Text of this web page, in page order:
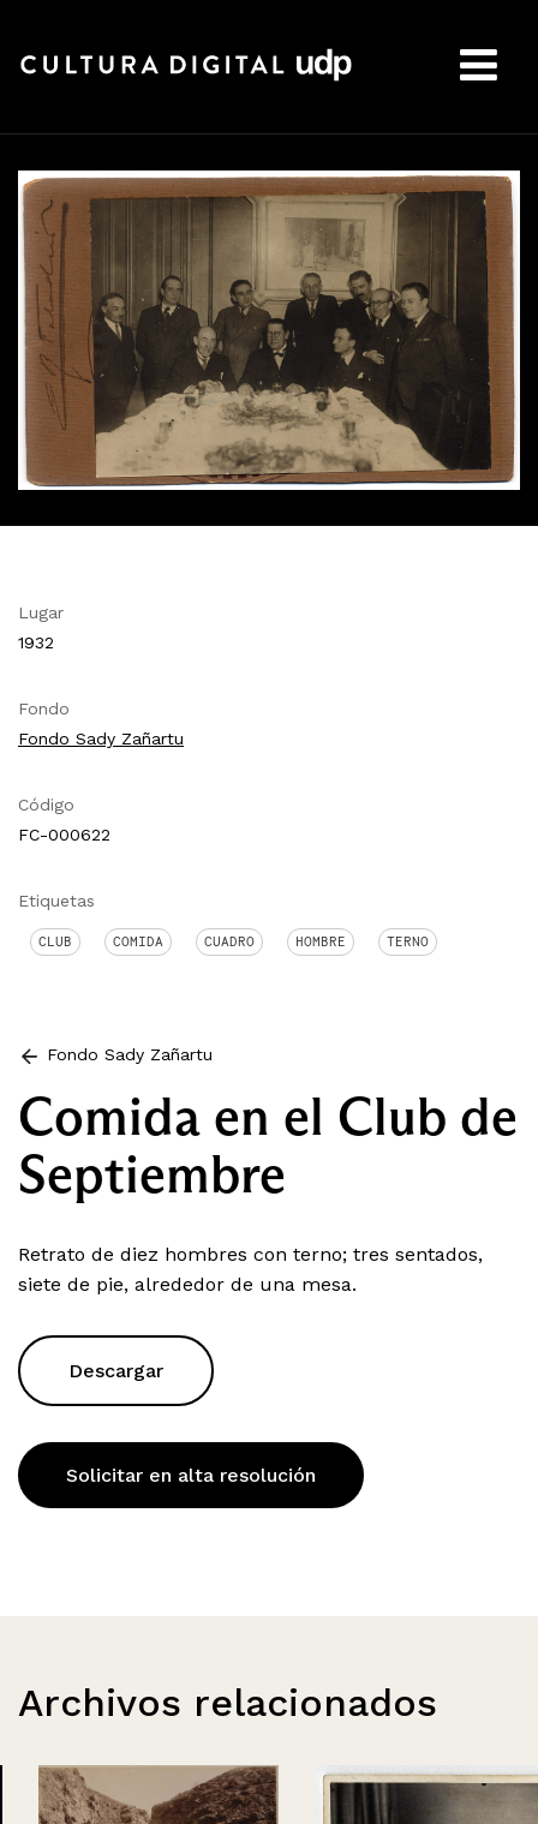
Lugar
1932
Fondo
Fondo Sady Zañartu
Código
FC-000622
Etiquetas
CLUB COMIDA CUADRO HOMBRE TERNO
Fondo Sady Zañartu
Comida en el Club de
Septiembre
Retrato de diez hombres con terno; tres sentados,
siete de pie, alrededor de una mesa.
Descargar
Solicitar en alta resolución
Archivos relacionados